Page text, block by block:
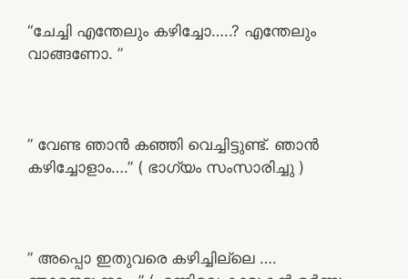
“ചേച്ചി എന്തേലും കഴിച്ചോ…..? എന്തേലും
വാങ്ങണോ. ”
” വേണ്ട ഞാൻ കഞ്ഞി വെച്ചിട്ടുണ്ട്. ഞാൻ
കഴിച്ചോളാം….” ( ഭാഗ്യം സംസാരിച്ചു )
” അപ്പൊ ഇതുവരെ കഴിച്ചില്ലെ ….